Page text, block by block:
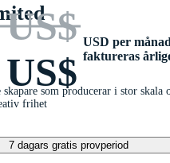
USD per månad
faktureras
som producerar i stor skala
frihet
7 dagars gratis provperiod